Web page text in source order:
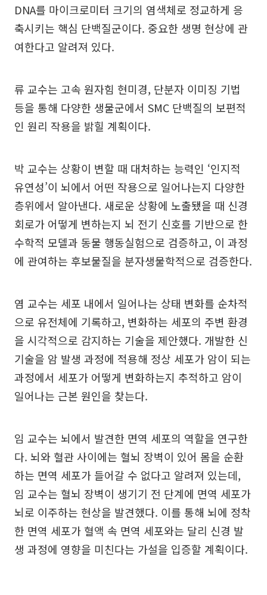
DNA를 마이크로미터 크기의 염색체로 정교하게 응
축시키는 핵심 단백질군이다. 중요한 생명 현상에 관
여한다고 알려져 있다.
류 교수는 고속 원자힘 현미경, 단분자 이미징 기법
등을 통해 다양한 생물군에서 SMC 단백질의 보편적
인 원리 작용을 밝힐 계획이다.
박 교수는 상황이 변할 때 대처하는 능력인 ‘인지적
유연성’이 뇌에서 어떤 작용으로 일어나는지 다양한
층위에서 알아낸다. 새로운 상황에 노출됐을 때 신경
회로가 어떻게 변하는지 뇌 전기 신호를 기반으로 한
수학적 모델과 동물 행동실험으로 검증하고, 이 과정
에 관여하는 후보물질을 분자생물학적으로 검증한다.
염 교수는 세포 내에서 일어나는 상태 변화를 순차적
으로 유전체에 기록하고, 변화하는 세포의 주변 환경
을 시각적으로 감지하는 기술을 제안했다. 개발한 신
기술을 암 발생 과정에 적용해 정상 세포가 암이 되는
과정에서 세포가 어떻게 변화하는지 추적하고 암이
일어나는 근본 원인을 찾는다.
임 교수는 뇌에서 발견한 면역 세포의 역할을 연구한
다. 뇌와 혈관 사이에는 혈뇌 장벽이 있어 몸을 순환
하는 면역 세포가 들어갈 수 없다고 알려져 있는데,
임 교수는 혈뇌 장벽이 생기기 전 단계에 면역 세포가
뇌로 이주하는 현상을 발견했다. 이를 통해 뇌에 정착
한 면역 세포가 혈액 속 면역 세포와는 달리 신경 발
생 과정에 영향을 미친다는 가설을 입증할 계획이다.